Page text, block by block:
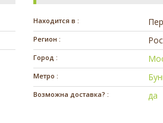
Находится в :
Регион :
Город :
Метро :
Возможна доставка? : да